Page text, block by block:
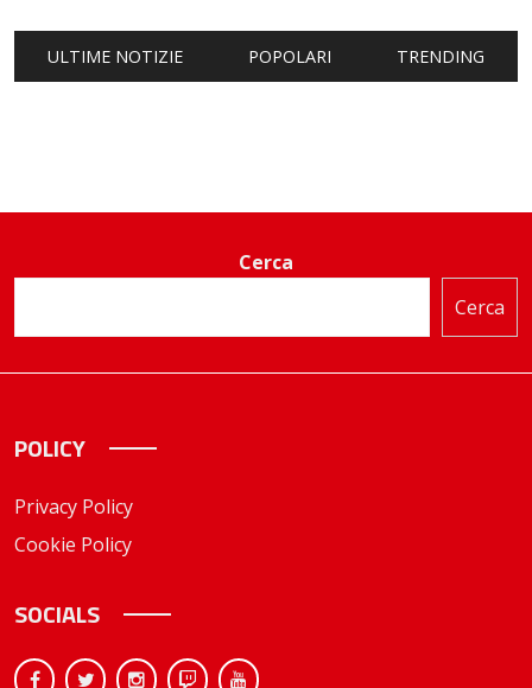
ULTIME NOTIZIE POPOLARI TRENDING
Cerca
Cerca
POLICY
Privacy Policy
Cookie Policy
SOCIALS